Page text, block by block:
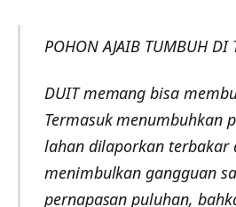
POHON AJAIB TUMBUH DI
DUIT memang bisa
Termasuk menumbuhkan
lahan dilaporkan terbakar
menimbulkan gangguan
pernapasan puluhan,